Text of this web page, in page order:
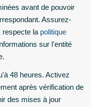
avant de pouvoir
Assurez-
respecte la politique
sur l'entité
48 heures. Activez
après vérification de
des mises à jour